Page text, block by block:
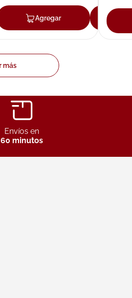
AgregarAgregar
Envíos en
60 minutos